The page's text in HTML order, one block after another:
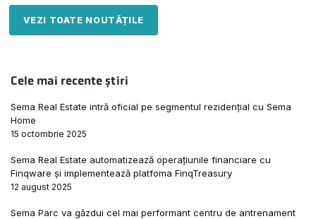
VEZI TOATE NOUTĂȚILE
Cele mai recente știri
Sema Real Estate intră oficial pe segmentul rezidențial cu Sema
Home
15 octombrie 2025
Sema Real Estate automatizează operațiunile financiare cu
Finqware și implementează platfoma FinqTreasury
12 august 2025
Sema Parc va găzdui cel mai performant centru de antrenament